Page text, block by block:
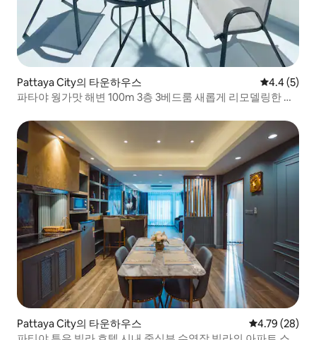
Pattaya City의 타운하우스 평점 4.4점
4.4 (5)
파타야 웡가맛 해변 100m 3층 3베드룸 새롭게 리모델링한 유
Pattaya City의 타운하우스 평점 4.79점(5
4.79 (28)